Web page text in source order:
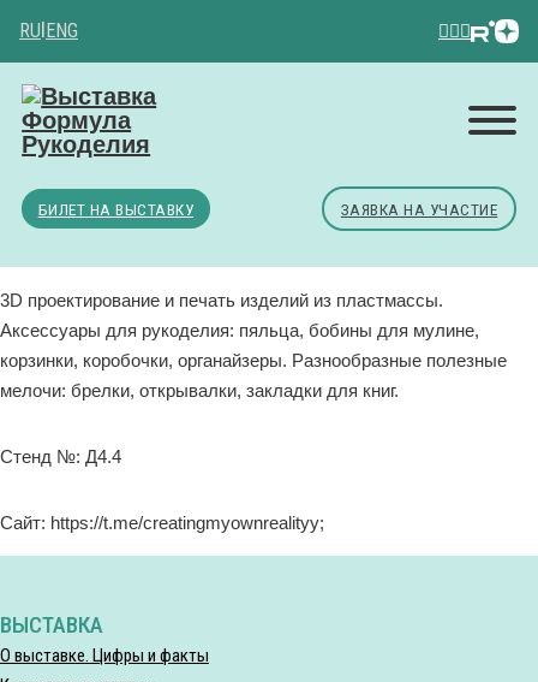
RU ENG
БИЛЕТ НА ВЫСТАВКУ ЗАЯВКА НА УЧАСТИЕ
3D проектирование и печать изделий из пластмассы.
Аксессуары для рукоделия: пяльца, бобины для мулине,
корзинки, коробочки, органайзеры. Разнообразные полезные
мелочи: брелки, открывалки, закладки для книг.
Стенд №: Д4.4
Сайт: https://t.me/creatingmyownrealityy;
ВЫСТАВКА
О выставке. Цифры и факты